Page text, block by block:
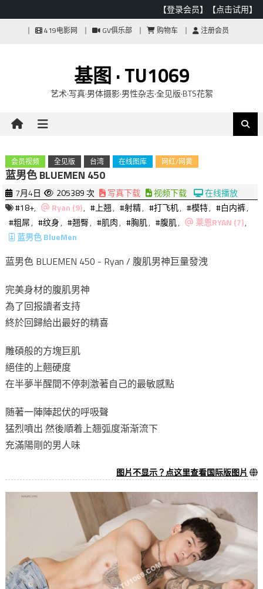
【登录会员】 【点击试用】
419电影网 GV俱乐部 购物车 注册会员
基图 · TU1069
艺术·写真·男体摄影·男性杂志·全见版·BTS花絮
会员视频 全见版 台湾 在线图库 网红/网黄
蓝男色 BLUEMEN 450
7月4日 205389 次 写真下载 视频下载
在线播放
#18+, Ryan (9), #上翘, #射精, #打飞机, #模特, #白内裤,
#粗屌, #纹身, #翘臀, #肌肉, #胸肌, #腹肌, 莱恩RYAN (7),
蓝男色 BlueMen
蓝男色 BLUEMEN 450 - Ryan / 腹肌男神巨量發洩
完美身材的腹肌男神
為了回报讀者支持
終於回歸給出最好的精喜
雕碩般的方塊巨肌
絕佳的上翹硬度
在半夢半醒間不停刺激著自己的最敏感點
随著一陣陣起伏的呼吸聲
猛烈噴出 然後順着上翘弧度渐渐流下
充滿陽剛的男人味
图片不显示？点这里查看国际版图片